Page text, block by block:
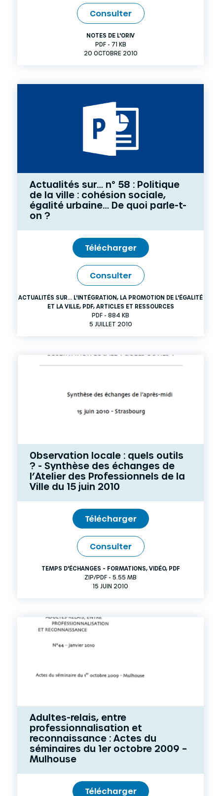
Consulter
NOTES DE L'ORIV
PDF - 71 KB
20 OCTOBRE 2010
Actualités sur… n° 58 : Politique
de la ville : cohésion sociale,
égalité urbaine… De quoi parle-t-
on ?
Télécharger
Consulter
ACTUALITÉS SUR... L'INTÉGRATION, LA PROMOTION DE L'ÉGALITÉ
ET LA VILLE, PDF, ARTICLES ET RESSOURCES
PDF - 884 KB
5 JUILLET 2010
Observation locale : quels outils
? - Synthèse des échanges de
l’Atelier des Professionnels de la
Ville du 15 juin 2010
Télécharger
Consulter
TEMPS D'ÉCHANGES - FORMATIONS, VIDÉO, PDF
ZIP/PDF - 5.55 MB
15 JUIN 2010
Adultes-relais, entre
professionnalisation et
reconnaissance : Actes du
séminaires du 1er octobre 2009 –
Mulhouse
Télécharger